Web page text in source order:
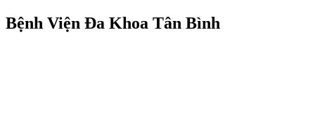
Bệnh Viện Đa Khoa Tân Bình